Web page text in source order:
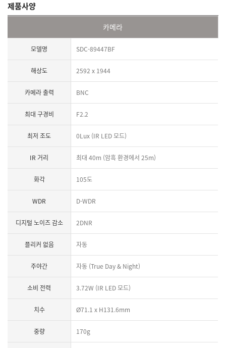
제품사양
카메라
모델명 SDC-89447BF
해상도 2592 x 1944
카메라 출력 BNC
최대 구경비 F2.2
최저 조도 0Lux (IR LED 모드)
IR 거리 최대 40m (암흑 환경에서 25m)
화각 105도
WDR D-WDR
디지털 노이즈 감소 2DNR
플리커 없음 자동
주야간 자동 (True Day & Night)
소비 전력 3.72W (IR LED 모드)
치수 Ø71.1 x H131.6mm
중량 170g